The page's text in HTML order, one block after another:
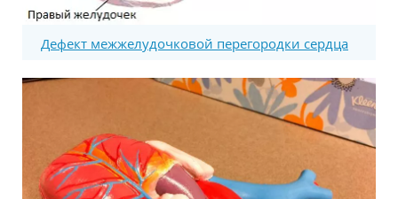
Дефект межжелудочковой перегородки сердца